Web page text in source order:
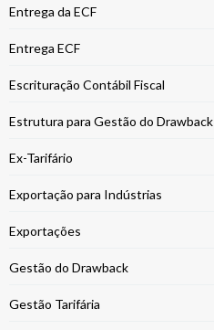
Entrega da ECF
Entrega ECF
Escrituração Contábil Fiscal
Estrutura para Gestão do Drawback
Ex-Tarifário
Exportação para Indústrias
Exportações
Gestão do Drawback
Gestão Tarifária